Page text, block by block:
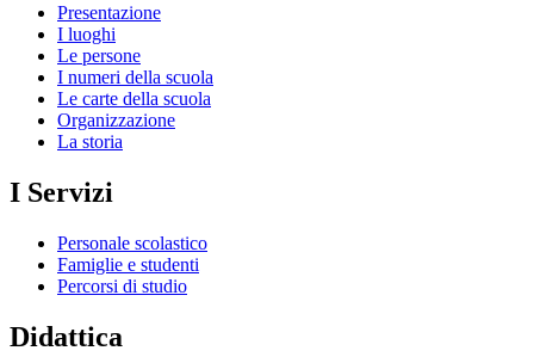
Presentazione
I luoghi
Le persone
I numeri della scuola
Le carte della scuola
Organizzazione
La storia
I Servizi
Personale scolastico
Famiglie e studenti
Percorsi di studio
Didattica